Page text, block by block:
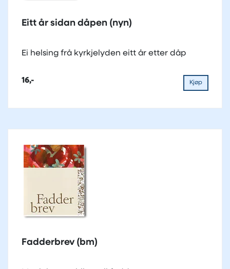
Eitt år sidan dåpen (nyn)
Ei helsing frå kyrkjelyden eitt år etter dåp
16,- Kjøp
Fadderbrev (bm)